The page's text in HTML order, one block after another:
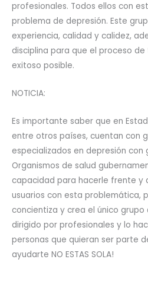
profesionales. Todos ellos con
problema de depresión. Este
experiencia, calidad y calidez,
disciplina para que el proceso
exitoso posible.
NOTICIA:
Es importante saber que en
entre otros países, cuentan con
especializados en depresión con
Organismos de salud
capacidad para hacerle frente y
usuarios con esta problemática,
concientiza y crea el único
dirigido por profesionales y lo
personas que quieran ser parte
ayudarte NO ESTAS SOLA!